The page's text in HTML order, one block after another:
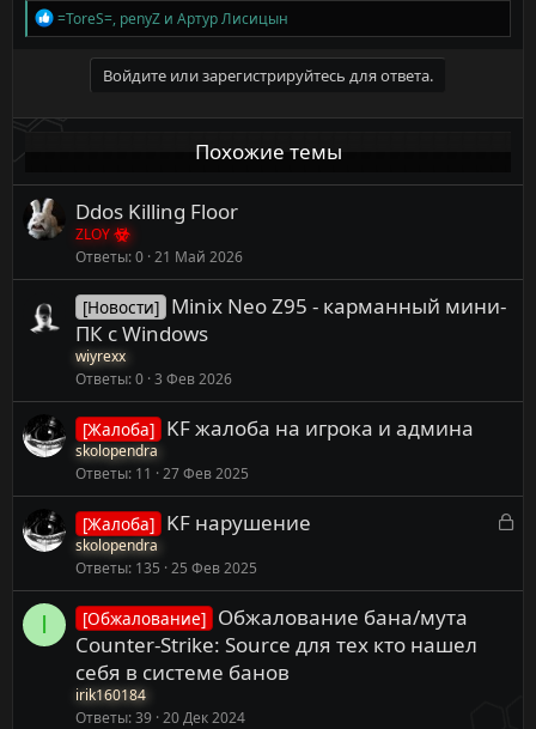
Р
е
=ToreS=, penyZ и Артур Лисицын
Войдите или зарегистрируйтесь для ответа.
Похожие темы
Ddos Killing Floor
ZLOY
Ответы 0 21 Май 2026
[Новости] Minix Neo Z95 - карманный мини-
ПК с Windows
wiyrexx
Ответы 0 3 Фев 2026
[Жалоба] KF жалоба на игрока и админа
skolopendra
Ответы 11 27 Фев 2025
З
р
[Жалоба] KF нарушение
skolopendra
Ответы 135 25 Фев 2025
I [Обжалование] Обжалование бана/мута
Counter-Strike: Source для тех кто нашел
себя в системе банов
irik160184
Ответы 39 20 Дек 2024